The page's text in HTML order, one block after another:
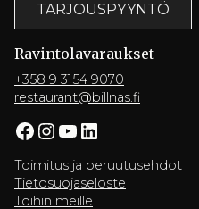
TARJOUSPYYNTÖ
Ravintola­varaukset
+358 9 3154 9070
restaurant@billnas.fi
Facebook InstagramYouTube LinkedIn
Toimitus ja peruutusehdot
Tietosuojaseloste
Töihin meille